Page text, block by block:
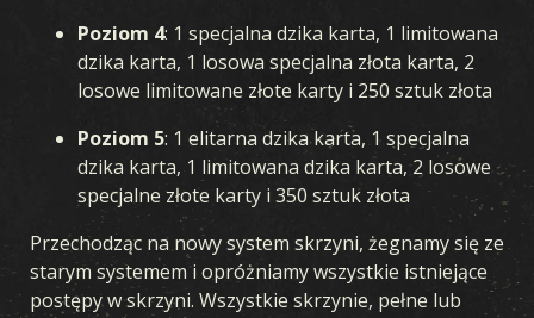
Poziom 4: 1 specjalna dzika karta, 1 limitowana
dzika karta, 1 losowa specjalna złota karta, 2
losowe limitowane złote karty i 250 sztuk złota
Poziom 5: 1 elitarna dzika karta, 1 specjalna
dzika karta, 1 limitowana dzika karta, 2 losowe
specjalne złote karty i 350 sztuk złota
Przechodząc na nowy system skrzyni, żegnamy się ze
starym systemem i opróżniamy wszystkie istniejące
postępy w skrzyni. Wszystkie skrzynie, pełne lub